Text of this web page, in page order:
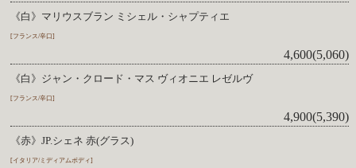
《白》マリウスブラン ミシェル・シャプティエ
[フランス/辛口]
4,600(5,060)
《白》ジャン・クロード・マス ヴィオニエ レゼルヴ
[フランス/辛口]
4,900(5,390)
《赤》JP.シェネ 赤(グラス)
[イタリア/ミディアムボディ]